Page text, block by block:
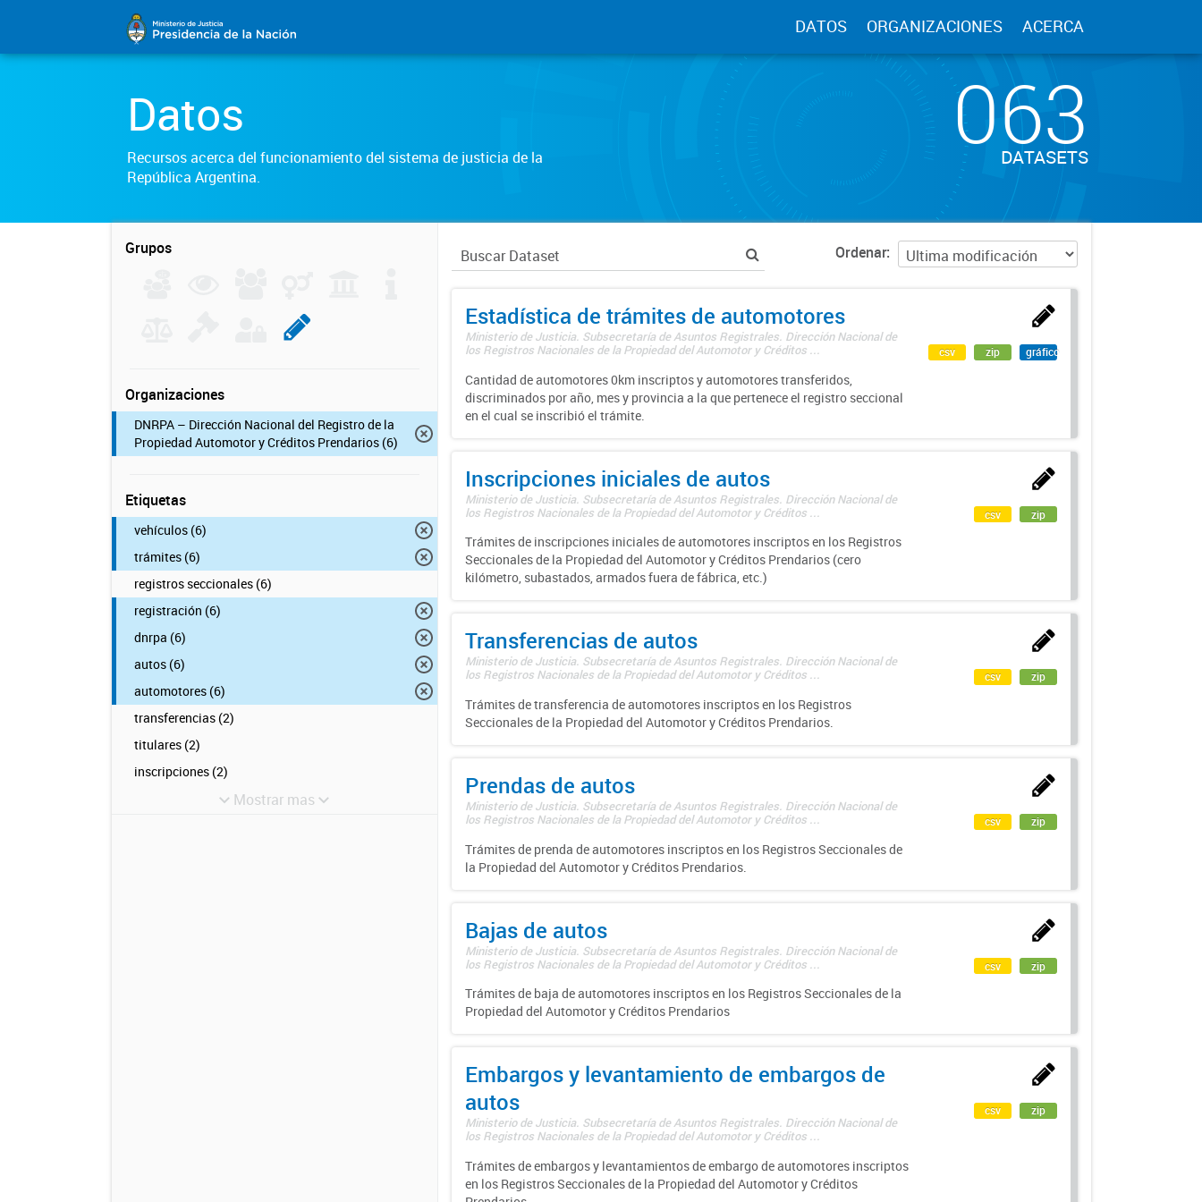
DATOS ORGANIZACIONES ACERCA
Datos
Recursos acerca del funcionamiento del sistema de justicia de la
República Argentina.
063
DATASETS
Grupos
Organizaciones
DNRPA – Dirección Nacional del Registro de la
Propiedad Automotor y Créditos Prendarios (6)
Etiquetas
vehículos (6)
trámites (6)
registros seccionales (6)
registración (6)
dnrpa (6)
autos (6)
automotores (6)
transferencias (2)
titulares (2)
inscripciones (2)
Mostrar mas
Ordenar
Estadística de trámites de automotores
Ministerio de Justicia. Subsecretaría de Asuntos Registrales. Dirección Nacional de
los Registros Nacionales de la Propiedad del Automotor y Créditos ...
Cantidad de automotores 0km inscriptos y automotores transferidos,
discriminados por año, mes y provincia a la que pertenece el registro seccional
en el cual se inscribió el trámite.
csv zip gráfico
Inscripciones iniciales de autos
Ministerio de Justicia. Subsecretaría de Asuntos Registrales. Dirección Nacional de
los Registros Nacionales de la Propiedad del Automotor y Créditos ...
Trámites de inscripciones iniciales de automotores inscriptos en los Registros
Seccionales de la Propiedad del Automotor y Créditos Prendarios (cero
kilómetro, subastados, armados fuera de fábrica, etc.)
csv zip
Transferencias de autos
Ministerio de Justicia. Subsecretaría de Asuntos Registrales. Dirección Nacional de
los Registros Nacionales de la Propiedad del Automotor y Créditos ...
Trámites de transferencia de automotores inscriptos en los Registros
Seccionales de la Propiedad del Automotor y Créditos Prendarios.
csv zip
Prendas de autos
Ministerio de Justicia. Subsecretaría de Asuntos Registrales. Dirección Nacional de
los Registros Nacionales de la Propiedad del Automotor y Créditos ...
Trámites de prenda de automotores inscriptos en los Registros Seccionales de
la Propiedad del Automotor y Créditos Prendarios.
csv zip
Bajas de autos
Ministerio de Justicia. Subsecretaría de Asuntos Registrales. Dirección Nacional de
los Registros Nacionales de la Propiedad del Automotor y Créditos ...
Trámites de baja de automotores inscriptos en los Registros Seccionales de la
Propiedad del Automotor y Créditos Prendarios
csv zip
Embargos y levantamiento de embargos de
autos
Ministerio de Justicia. Subsecretaría de Asuntos Registrales. Dirección Nacional de
los Registros Nacionales de la Propiedad del Automotor y Créditos ...
Trámites de embargos y levantamientos de embargo de automotores inscriptos
en los Registros Seccionales de la Propiedad del Automotor y Créditos
csv zip